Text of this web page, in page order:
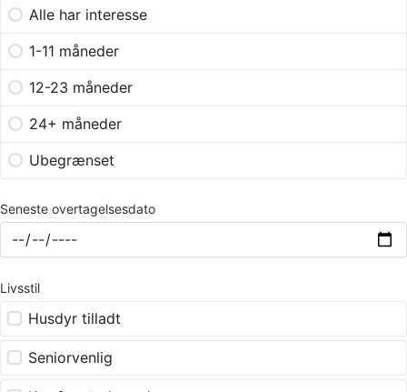
Alle har interesse
1-11 måneder
12-23 måneder
24+ måneder
Ubegrænset
Seneste overtagelsesdato
Livsstil
Husdyr tilladt
Seniorvenlig